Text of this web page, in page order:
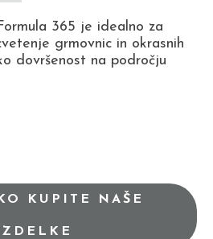
365 je idealno za
grmovnic in okrasnih
dovršenost na področju
KUPITE NAŠE
IZDELKE